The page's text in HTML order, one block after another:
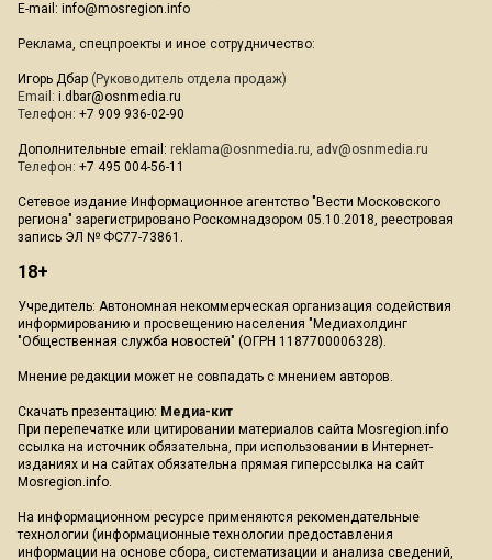
E-mail: info@mosregion.info
Реклама, спецпроекты и иное сотрудничество:
Игорь Дбар (Руководитель отдела продаж)
Email: i.dbar@osnmedia.ru
Телефон: +7 909 936-02-90
Дополнительные email: reklama@osnmedia.ru, adv@osnmedia.ru
Телефон: +7 495 004-56-11
Сетевое издание Информационное агентство "Вести Московского
региона" зарегистрировано Роскомнадзором 05.10.2018, реестровая
запись ЭЛ № ФС77-73861.
18+
Учредитель: Автономная некоммерческая организация содействия
информированию и просвещению населения "Медиахолдинг
"Общественная служба новостей" (ОГРН 1187700006328).
Мнение редакции может не совпадать с мнением авторов.
Скачать презентацию: Медиа-кит
При перепечатке или цитировании материалов сайта Mosregion.info
ссылка на источник обязательна, при использовании в Интернет-
изданиях и на сайтах обязательна прямая гиперссылка на сайт
Mosregion.info.
На информационном ресурсе применяются рекомендательные
технологии (информационные технологии предоставления
информации на основе сбора, систематизации и анализа сведений,